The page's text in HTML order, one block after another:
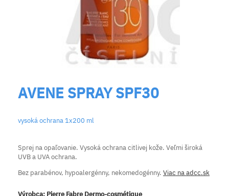
AVENE SPRAY SPF30
vysoká ochrana 1x200 ml
Sprej na opaľovanie. Vysoká ochrana citlivej kože. Veľmi široká
UVB a UVA ochrana.
Bez parabénov, hypoalergénny, nekomedogénny. Viac na adcc.sk